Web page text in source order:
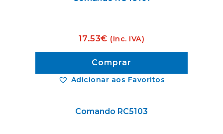
Adicionar aos Favoritos
17.53€ (Inc. IVA)
Comprar
Comando RC5103